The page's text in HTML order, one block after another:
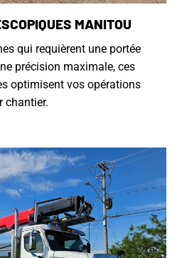
MANITOU
qui requièrent une portée
précision maximale, ces
optimisent vos opérations
chantier.